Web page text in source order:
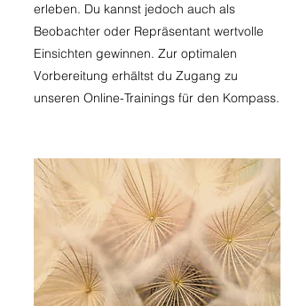
erleben. Du kannst jedoch auch als
Beobachter oder Repräsentant wertvolle
Einsichten gewinnen. Zur optimalen
Vorbereitung erhältst du Zugang zu
unseren Online-Trainings für den Kompass.